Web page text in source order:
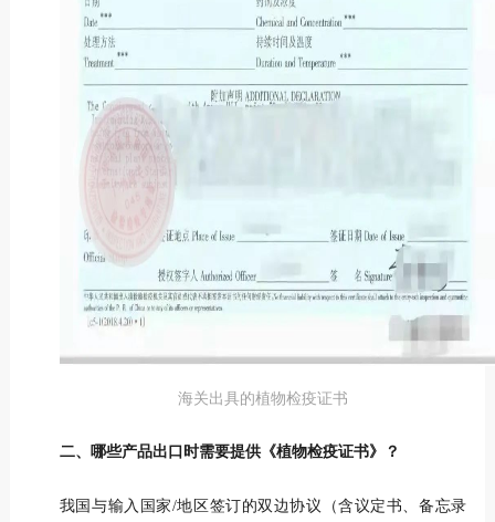
海关出具的植物检疫证书
二、哪些产品出口时需要提供《植物检疫证书》？
我国与输入国家/地区签订的双边协议（含议定书、备忘录